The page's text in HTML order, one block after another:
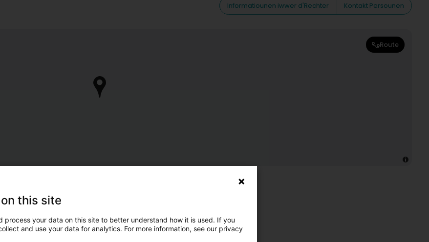
Informatiounen iwwer d'Rechter
Kontakt Persounen
Route
this site
process your data on this site to better understand how it is used. If you
and use your data for analytics. For more information, see our privacy